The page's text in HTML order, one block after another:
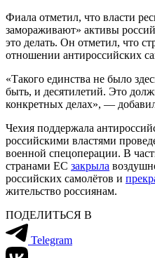
Фиала отметил, что власти
замораживают» активы
это делать. Он отметил, что
отношении антироссийских
«Такого единства не было
быть, и десятилетий. Это
конкретных делах», —
Чехия поддержала
российскими властями
военной спецоперации. В
странами ЕС закрыла
российских самолётов и
жительство россиянам.
ПОДЕЛИТЬСЯ В
Telegram